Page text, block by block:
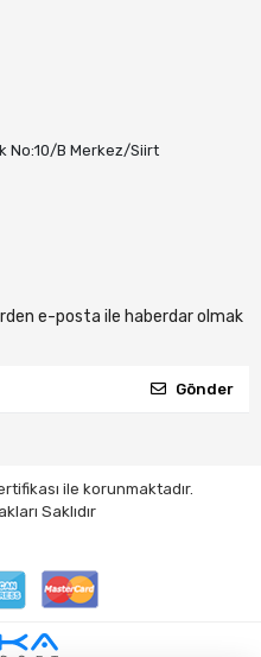
No:10/B Merkez/Siirt
e-posta ile haberdar olmak
Gönder
ile korunmaktadır.
Saklıdır